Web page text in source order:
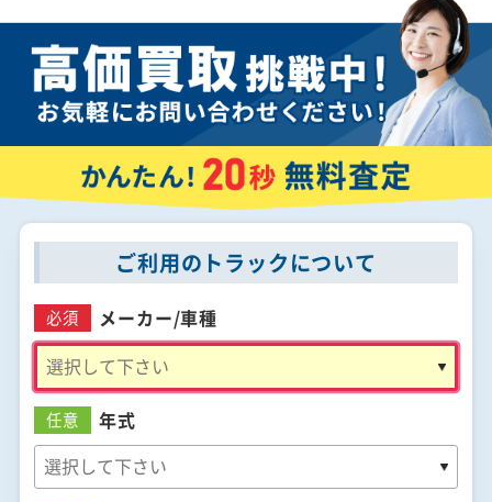
ご利用のトラックについて
必須 メーカー/車種
任意 年式